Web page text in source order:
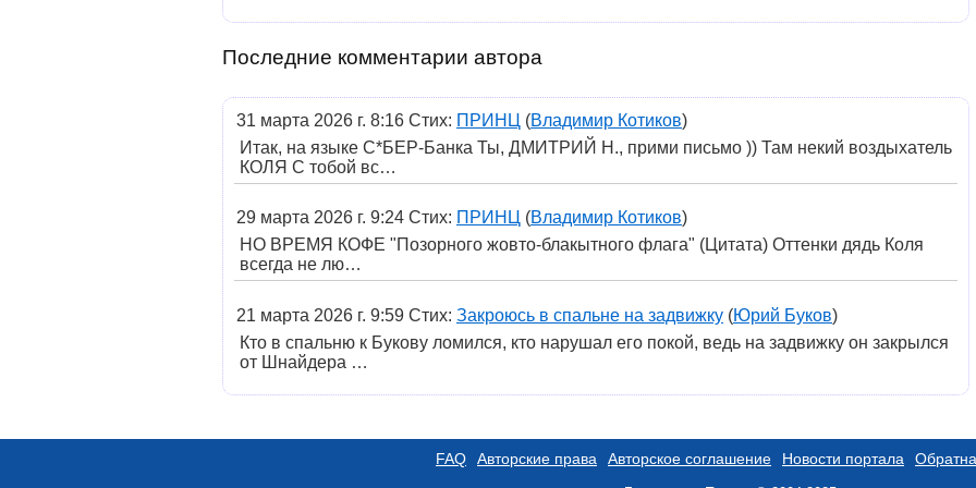
Последние комментарии автора
31 марта 2026 г. 8:16 Стих: ПРИНЦ (Владимир Котиков)
Итак, на языке С*БЕР-Банка Ты, ДМИТРИЙ Н., прими письмо )) Там некий воздыхатель
КОЛЯ С тобой вс…
29 марта 2026 г. 9:24 Стих: ПРИНЦ (Владимир Котиков)
НО ВРЕМЯ КОФЕ "Позорного жовто-блакытного флага" (Цитата) Оттенки дядь Коля
всегда не лю…
21 марта 2026 г. 9:59 Стих: Закроюсь в спальне на задвижку (Юрий Буков)
Кто в спальню к Букову ломился, кто нарушал его покой, ведь на задвижку он закрылся
от Шнайдера …
FAQ Авторские права Авторское соглашение Новости портала